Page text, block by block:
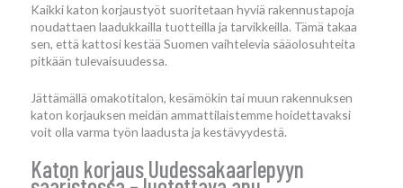
Kaikki katon korjaustyöt suoritetaan hyviä rakennustapoja
noudattaen laadukkailla tuotteilla ja tarvikkeilla. Tämä takaa
sen, että kattosi kestää Suomen vaihtelevia sääolosuhteita
pitkään tulevaisuudessa.
Jättämällä omakotitalon, kesämökin tai muun rakennuksen
katon korjauksen meidän ammattilaistemme hoidettavaksi
voit olla varma työn laadusta ja kestävyydestä.
Katon korjaus Uudessakaarlepyyn